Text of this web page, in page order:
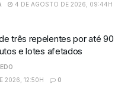
4 DE AGOSTO DE 2026, 09:44H
três repelentes por até 90
e lotes afetados
2026, 12:50H
0